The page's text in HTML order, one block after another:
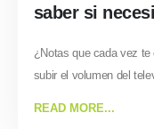
saber si
¿Notas que cada vez
subir el volumen del
READ MORE...